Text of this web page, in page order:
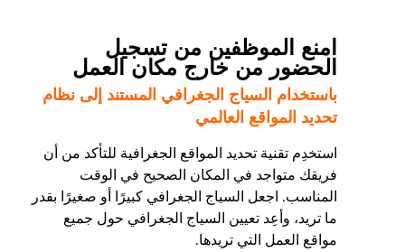
امنع الموظفين من تسجيل
الحضور من خارج مكان العمل
باستخدام السياج الجغرافي المستند إلى نظام
تحديد المواقع العالمي
استخدِم تقنية تحديد المواقع الجغرافية للتأكد من أن
فريقك متواجد في المكان الصحيح في الوقت
المناسب. اجعل السياج الجغرافي كبيرًا أو صغيرًا بقدر
ما تريد، وأعِد تعيين السياج الجغرافي حول جميع
مواقع العمل التي تريدها.